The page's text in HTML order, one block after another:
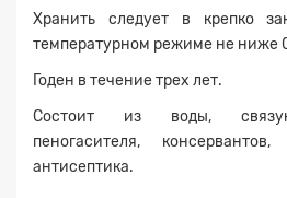
Хранить следует в крепко
температурном режиме не ниже
Годен в течение трех лет.
Состоит из воды,
пеногасителя,
антисептика.
Заявка на расчет